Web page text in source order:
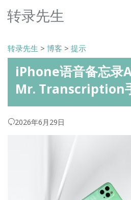
转录先生
转录先生 > 博客 > 提示
iPhone语音备忘录
Mr. Transcription
2026年6月29日